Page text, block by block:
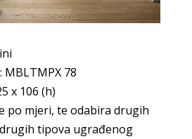
78
x 106 (h)
po mjeri, te odabira drugih
tipova ugrađenog